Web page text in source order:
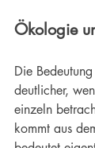
Ökologie
Die
deutlicher,
einzeln
kommt aus